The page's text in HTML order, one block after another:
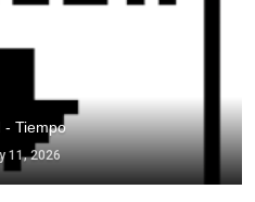
- Tiempo
11, 2026